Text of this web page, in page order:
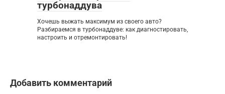
турбонаддува
Хочешь выжать максимум из своего авто?
Разбираемся в турбонаддуве: как диагностировать,
настроить и отремонтировать!
Добавить комментарий